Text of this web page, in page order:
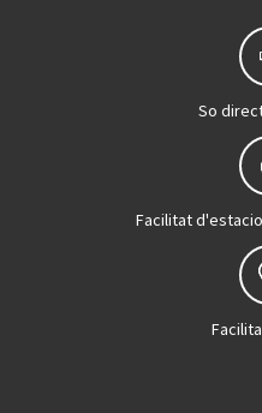
So
Facilitat